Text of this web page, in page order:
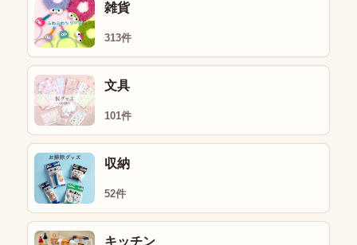
雑貨
313件
文具
101件
収納
52件
キッチン